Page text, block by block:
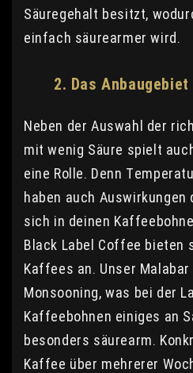
Säuregehalt besitzt,
einfach säurearmer wird.
2. Das
Neben der Auswahl der
mit wenig Säure spielt
eine Rolle. Denn
haben auch Auswirkungen
sich in deinen
Black Label Coffee bieten
Kaffees an. Unser
Monsooning, was bei der
Kaffeebohnen einiges an
besonders säurearm.
Kaffee über mehrerer